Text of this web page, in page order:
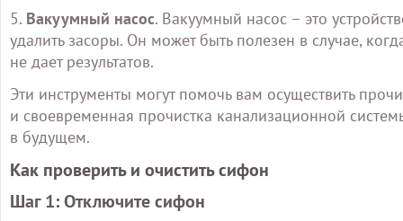
5. Вакуумный насос. Вакуумный насос – это
удалить засоры. Он может быть полезен в случае,
не дает результатов.
Эти инструменты могут помочь вам осуществить
и своевременная прочистка канализационной
в будущем.
Как проверить и очистить сифон
Шаг 1: Отключите сифон